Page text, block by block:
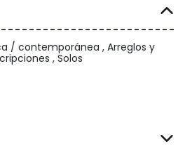
/ contemporánea , Arreglos y
, Solos